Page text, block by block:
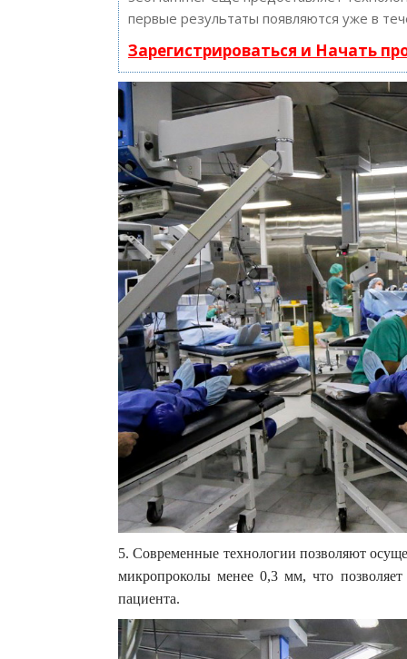
первые результаты появляются уже в
Зарегистрироваться и Начать
5. Современные технологии позволяют
микропроколы менее 0,3 мм, что позволяет
пациента.